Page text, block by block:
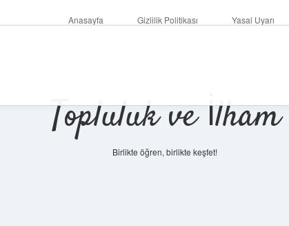
Anasayfa Gizlilik Politikası Yasal Uyarı
Topluluk ve İlham
Birlikte öğren, birlikte keşfet!